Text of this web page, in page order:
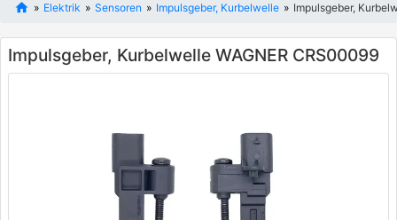
Elektrik Sensoren Impulsgeber, Kurbelwelle Impulsgeber,
Impulsgeber, Kurbelwelle WAGNER CRS00099